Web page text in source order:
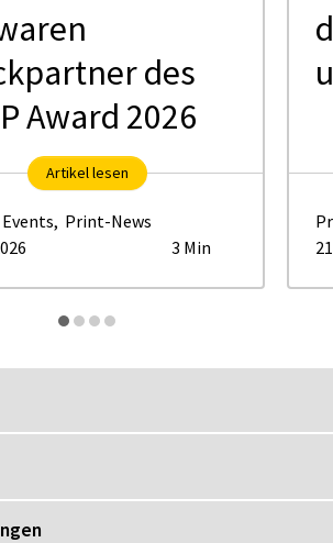
des
Award 2026
Artikel lesen
, Print-News
3 Min